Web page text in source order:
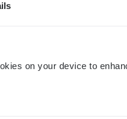
on your device to